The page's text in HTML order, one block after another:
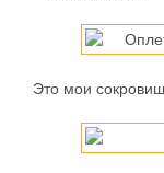
Это мои